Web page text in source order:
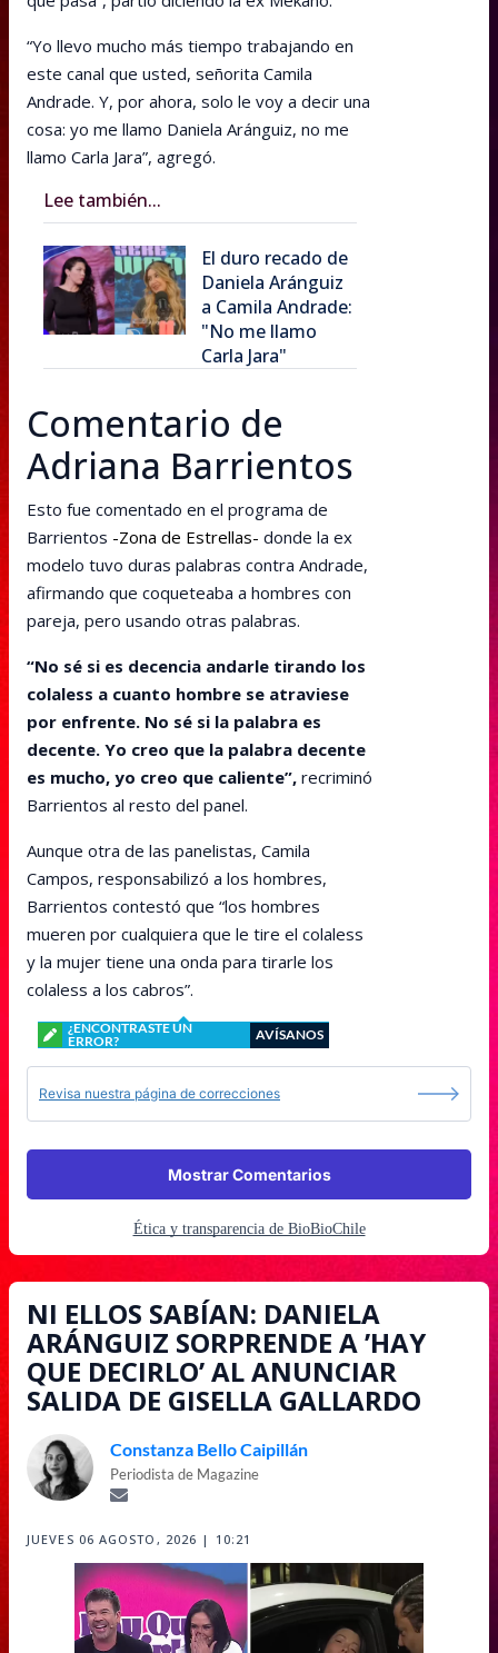
“Yo llevo mucho más tiempo trabajando en
este canal que usted, señorita Camila
Andrade. Y, por ahora, solo le voy a decir una
cosa: yo me llamo Daniela Aránguiz, no me
llamo Carla Jara”, agregó.
Lee también...
El duro recado de
Daniela Aránguiz
a Camila Andrade:
"No me llamo
Carla Jara"
Comentario de
Adriana Barrientos
Esto fue comentado en el programa de
Barrientos -Zona de Estrellas- donde la ex
modelo tuvo duras palabras contra Andrade,
afirmando que coqueteaba a hombres con
pareja, pero usando otras palabras.
“No sé si es decencia andarle tirando los
colaless a cuanto hombre se atraviese
por enfrente. No sé si la palabra es
decente. Yo creo que la palabra decente
es mucho, yo creo que caliente”, recriminó
Barrientos al resto del panel.
Aunque otra de las panelistas, Camila
Campos, responsabilizó a los hombres,
Barrientos contestó que “los hombres
mueren por cualquiera que le tire el colaless
y la mujer tiene una onda para tirarle los
colaless a los cabros”.
¿ENCONTRASTE UN
ERROR?
AVÍSANOS
Revisa nuestra página de correcciones
Mostrar Comentarios
Ética y transparencia de BioBioChile
NI ELLOS SABÍAN: DANIELA
ARÁNGUIZ SORPRENDE A ’HAY
QUE DECIRLO’ AL ANUNCIAR
SALIDA DE GISELLA GALLARDO
Constanza Bello Caipillán
Periodista de Magazine
JUEVES 06 AGOSTO, 2026 | 10:21